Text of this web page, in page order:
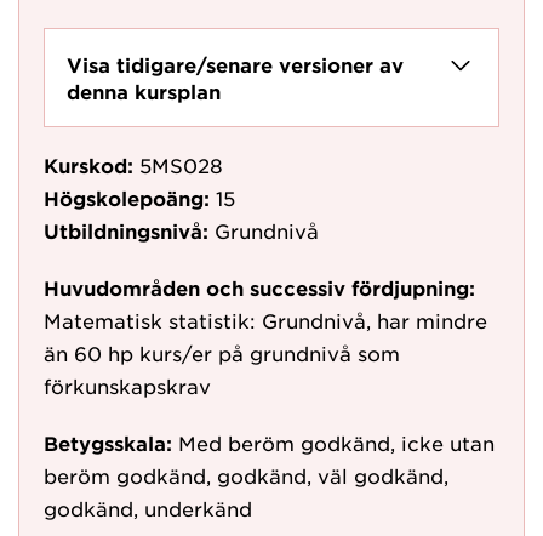
Visa tidigare/senare versioner av
denna kursplan
Kurskod: 5MS028
Högskolepoäng: 15
Utbildningsnivå: Grundnivå
Huvudområden och successiv fördjupning:
Matematisk statistik: Grundnivå, har mindre
än 60 hp kurs/er på grundnivå som
förkunskapskrav
Betygsskala: Med beröm godkänd, icke utan
beröm godkänd, godkänd, väl godkänd,
godkänd, underkänd